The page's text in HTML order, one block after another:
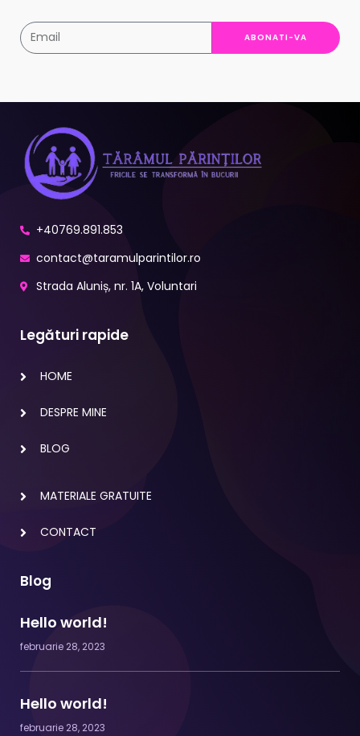
ABONATI-VA
+40769.891.853
contact@taramulparintilor.ro
Strada Aluniș, nr. 1A, Voluntari
Legături rapide
HOME
DESPRE MINE
BLOG
MATERIALE GRATUITE
CONTACT
Blog
Hello world!
februarie 28, 2023
Hello world!
februarie 28, 2023